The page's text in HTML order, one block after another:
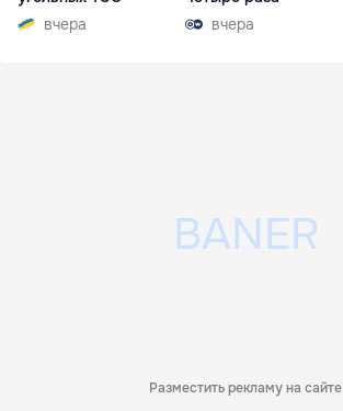
вчера
вчера
Разместить рекламу на сайте